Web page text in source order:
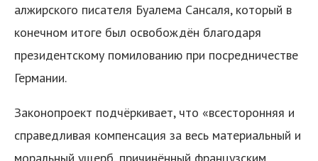
алжирского писателя Буалема Сансаля, который в
конечном итоге был освобождён благодаря
президентскому помилованию при посредничестве
Германии.
Законопроект подчёркивает, что «всесторонняя и
справедливая компенсация за весь материальный и